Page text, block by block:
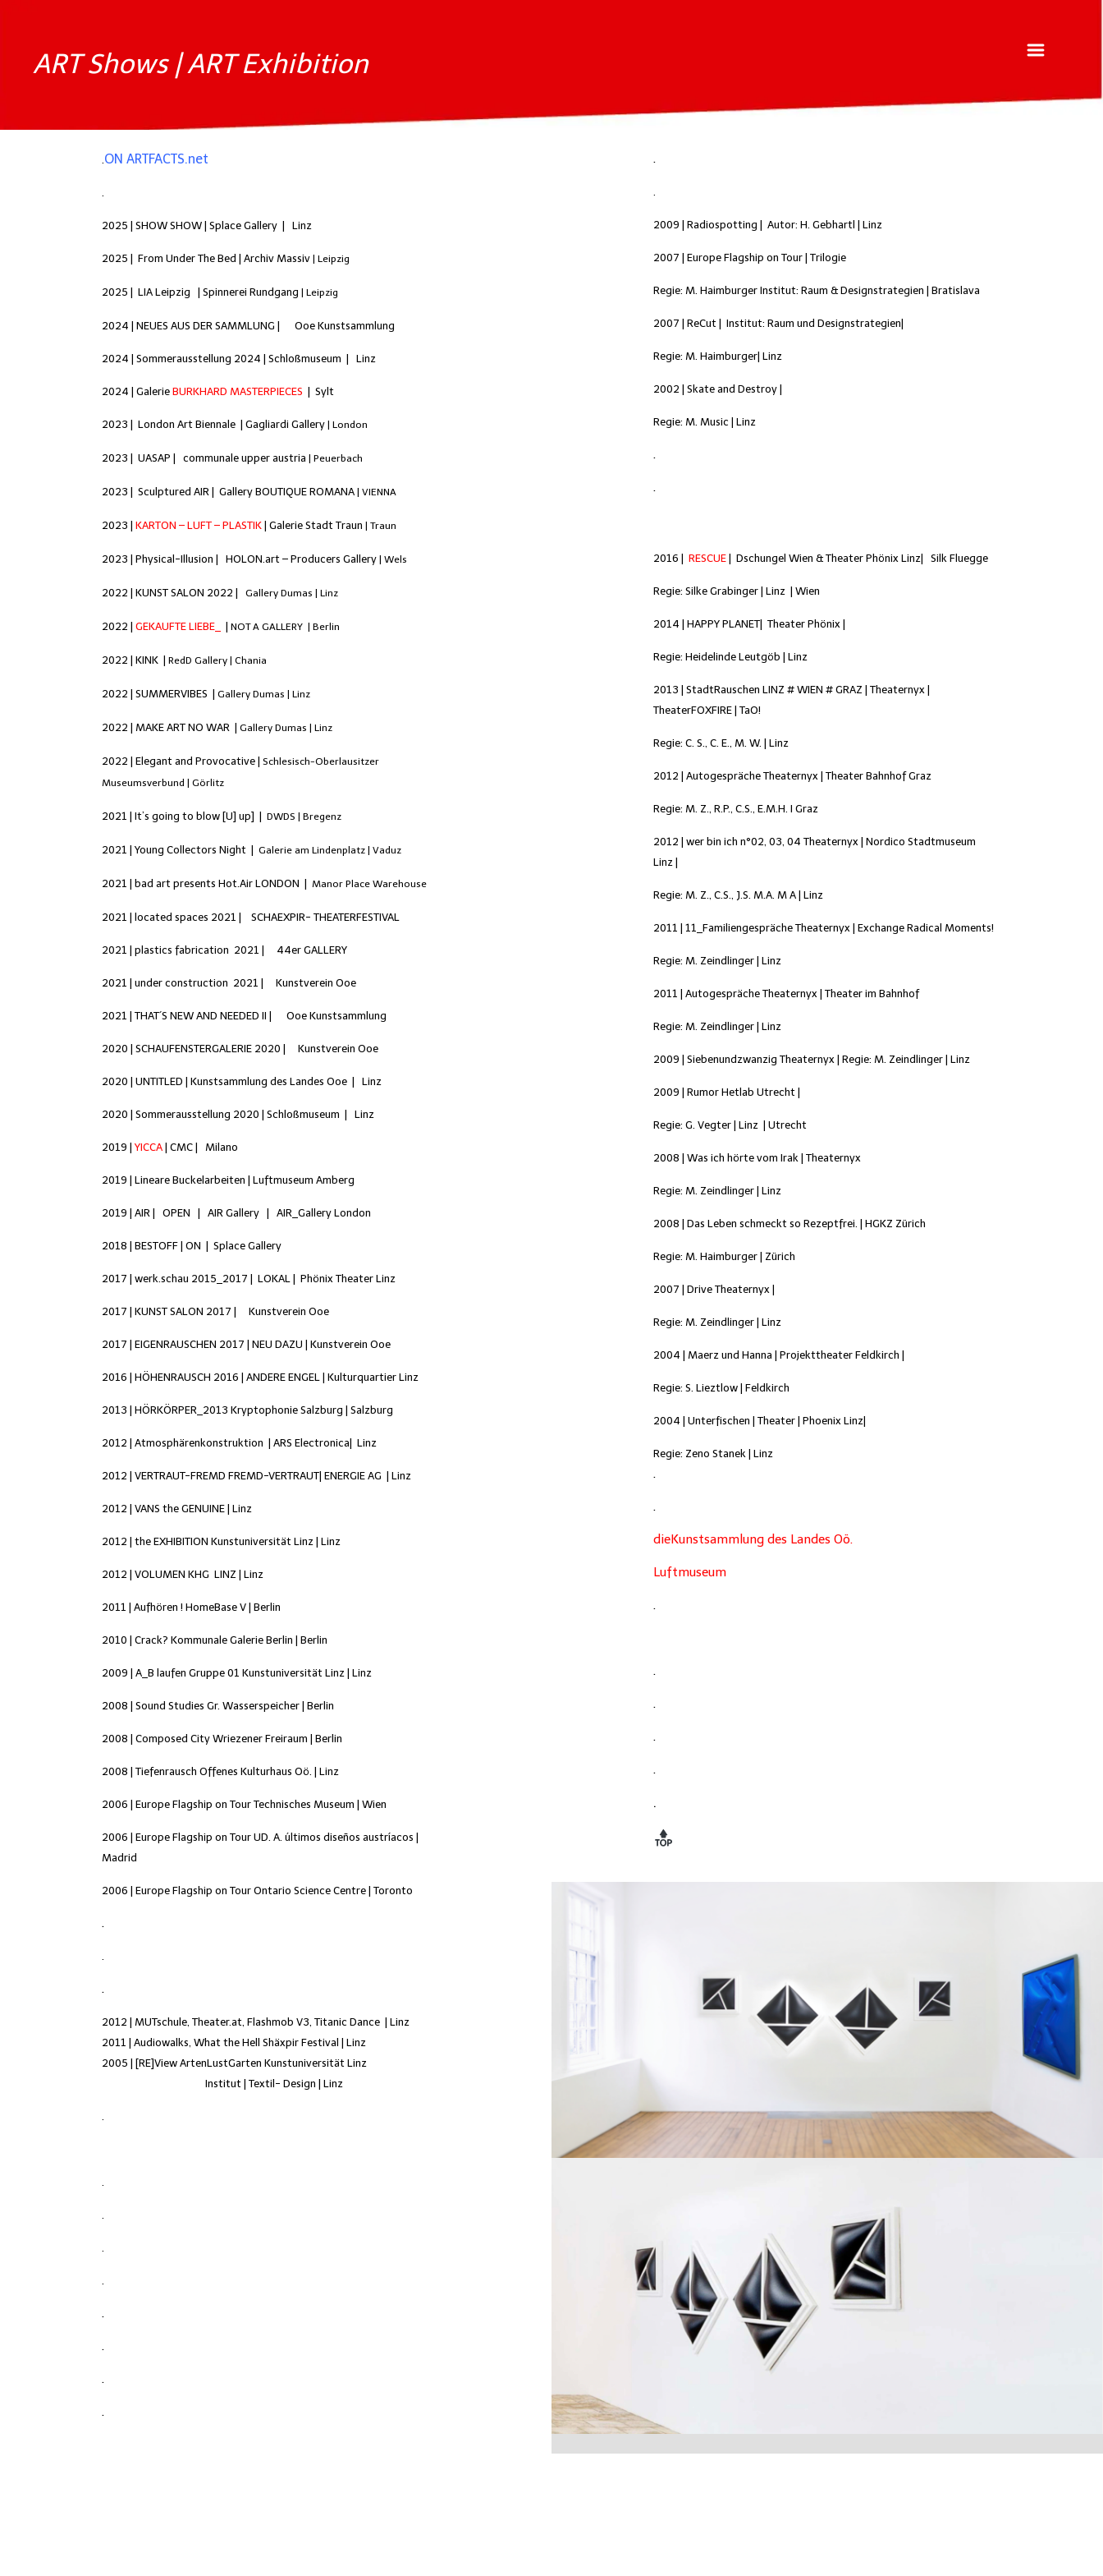
ART Shows | ART Exhibition
.ON ARTFACTS.net
.
2025 | SHOW SHOW | Splace Gallery | Linz
2025 | From Under The Bed | Archiv Massiv | Leipzig
2025 | LIA Leipzig | Spinnerei Rundgang | Leipzig
2024 | NEUES AUS DER SAMMLUNG | Ooe Kunstsammlung
2024 | Sommerausstellung 2024 | Schloßmuseum | Linz
2024 | GalerieBURKHARD MASTERPIECES | Sylt
2023 | London Art Biennale |Gagliardi Gallery | London
2023 | UASAP | communale upper austria | Peuerbach
2023 | Sculptured AIR | Gallery BOUTIQUE ROMANA | VIENNA
2023 |KARTON – LUFT – PLASTIK |Galerie StadtTraun | Traun
2023 | P hysical-Illusion HOLON.art – Producers Gallery | Wels
2022 | KUNST SALON 2022 | Gallery Dumas | Linz
2022 |GEKAUFTE LIEBE_ NOT A GALLERY | Berlin
2022 | KINK | RedD Gallery | Chania
2022 | SUMMERVIBES | Gallery Dumas | Linz
2022 | MAKE ART NO WAR | Gallery Dumas | Linz
2022 | Elegant and Provocative |
Schlesisch-Oberlausitzer
Museumsverbund
| Görlitz
2021 | It’s going to blow [U]up] DWDS | Bregenz
2021 | Young Collectors Night | Galerie am Lindenplatz | Vaduz
2021 | bad art presents Hot.AirLONDON Manor Place Warehouse
2021 | located spaces 2021 | SCHAEXPIR- THEATERFESTIVAL
2021 | plastics fabrication 2021 | 44er GALLERY
2021 | under construction 2021 | Kunstverein Ooe
2021 | THAT´S NEW AND NEEDED II | Ooe Kunstsammlung
2020 | SCHAUFENSTERGALERIE 2020 | Kunstverein Ooe
2020 | UNTITLED | Kunstsammlung des Landes Ooe | Linz
2020 | Sommerausstellung 2020 | Schloßmuseum | Linz
2019 |YICCA | CMC | Milano
2019 | Lineare Buckelarbeiten | Luftmuseum Amberg
2019 | AIR | OPEN | AIR Gallery | AIR_Gallery London
2018 | BESTOFF | ON | Splace Gallery
2017 | werk.schau 2015_2017 | LOKAL | Phönix Theater Linz
2017 | KUNST SALON 2017 | Kunstverein Ooe
2017 | EIGENRAUSCHEN 2017 | NEU DAZU | Kunstverein Ooe
2016 | HÖHENRAUSCH 2016 | ANDERE ENGEL | Kulturquartier Linz
2013 | HÖRKÖRPER_2013 Kryptophonie Salzburg | Salzburg
2012 | Atmosphärenkonstruktion |ARS Electronica| Linz
2012 | VERTRAUT-FREMD FREMD-VERTRAUT|ENERGIE AG | Linz
2012 | VANS the GENUINE | Linz
2012 | the EXHIBITION Kunstuniversität Linz | Linz
2012 | VOLUMEN KHG LINZ | Linz
2011 | Aufhören ! HomeBase V | Berlin
2010 | Crack? Kommunale Galerie Berlin | Berlin
2009 | A_B laufen Gruppe 01 Kunstuniversität Linz | Linz
2008 | Sound Studies Gr. Wasserspeicher | Berlin
2008 | Composed City Wriezener Freiraum | Berlin
2008 | Tiefenrausch Offenes Kulturhaus Oö. | Linz
2006 | Europe Flagship on Tour Technisches Museum | Wien
2006 | Europe Flagship on TourUD. A. últimos diseños austríacos
Madrid
2006 | Europe Flagship on Tour Ontario Science Centre | Toronto
.
.
.
2012
| MUTschule, Theater.at, Flashmob V3, Titanic Dance | Linz
2011 | Audiowalks, What the Hell Shäxpir Festival | Linz
2005 | [RE]View ArtenLustGarten Kunstuniversität Linz
Institut | Textil- Design | Linz
.
.
.
.
.
.
.
.
.
.
.
2009 | Radiospotting | Autor: H. Gebhartl | Linz
2007 | Europe Flagship on Tour | Trilogie
Regie: M. Haimburger Institut: Raum & Designstrategien | Bratislava
2007 | ReCut | Institut: Raum und Designstrategien|
Regie: M. Haimburger| Linz
2002 | Skate and Destroy |
Regie: M. Music | Linz
.
.
2016 |RESCUE |Dschungel Wien & Theater Phönix Linz | SilkFluegge
Regie: Silke Grabinger | Linz | Wien
2014 | HAPPY PLANET| Theater Phönix |
Regie: Heidelinde Leutgöb | Linz
2013 | StadtRauschenLINZ # WIEN # GRAZ |Theaternyx
TheaterFOXFIRE TaO!
Regie: C. S., C. E., M. W. | Linz
2012 | Autogespräche Theaternyx | Theater Bahnhof Graz
Regie: M. Z., R.P., C.S., E.M.H. I Graz
2012 | wer bin ich n°02, 03, 04 Theaternyx | Nordico Stadtmuseum
Linz |
Regie: M. Z., C.S., J.S. M.A. M A | Linz
2011 | 11_Familiengespräche Theaternyx | Exchange Radical Moments!
Regie: M. Zeindlinger | Linz
2011 | Autogespräche Theaternyx | Theater im Bahnhof
Regie: M. Zeindlinger | Linz
2009 | Siebenundzwanzig Theaternyx | Regie: M. Zeindlinger | Linz
2009 | Rumor Hetlab Utrecht |
Regie: G. Vegter | Linz | Utrecht
2008 | Was ich hörte vom Irak | Theaternyx
Regie: M. Zeindlinger | Linz
2008 | Das Leben schmeckt so Rezeptfrei. | HGKZ Zürich
Regie: M. Haimburger | Zürich
2007 | Drive Theaternyx |
Regie: M. Zeindlinger | Linz
2004 | Maerz und Hanna | Projekttheater Feldkirch |
Regie: S. Lieztlow | Feldkirch
2004 | Unterfischen | Theater | Phoenix Linz|
Regie: Zeno Stanek | Linz
.
.
dieKunstsammlung des Landes Oö.
Luftmuseum
.
.
.
.
.
.